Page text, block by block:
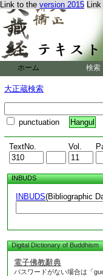
Link to the version 2015
ホーム 検索
大正蔵検索
punctuation Hangul
TextNo. Vol.
INBUDS
INBUDS(Bibliographic
Digital Dictionary of Buddhism
電子佛教辭典
パスワードがない場合は「